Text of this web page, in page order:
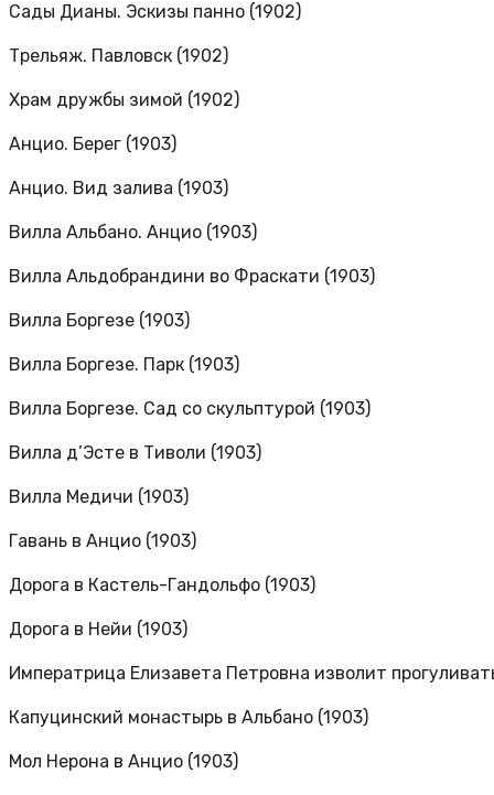
Сады Дианы. Эскизы панно (1902)
Трельяж. Павловск (1902)
Храм дружбы зимой (1902)
Анцио. Берег (1903)
Анцио. Вид залива (1903)
Вилла Альбано. Анцио (1903)
Вилла Альдобрандини во Фраскати (1903)
Вилла Боргезе (1903)
Вилла Боргезе. Парк (1903)
Вилла Боргезе. Сад со скульптурой (1903)
Вилла д’Эсте в Тиволи (1903)
Вилла Медичи (1903)
Гавань в Анцио (1903)
Дорога в Кастель-Гандольфо (1903)
Дорога в Нейи (1903)
Императрица Елизавета Петровна изволит
Капуцинский монастырь в Альбано (1903)
Мол Нерона в Анцио (1903)